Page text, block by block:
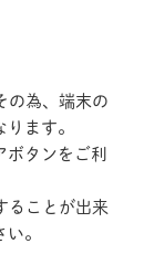
の為、端末の
ます。
タンをご利
ることが出来
。